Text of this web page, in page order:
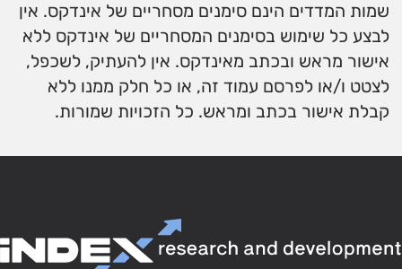
שמות המדדים הינם סימנים מסחריים של אינדקס. אין
לבצע כל שימוש בסימנים המסחריים של אינדקס ללא
אישור מראש ובכתב מאינדקס. אין להעתיק, לשכפל,
לצטט ו/או לפרסם עמוד זה, או כל חלק ממנו ללא
קבלת אישור בכתב ומראש. כל הזכויות שמורות.